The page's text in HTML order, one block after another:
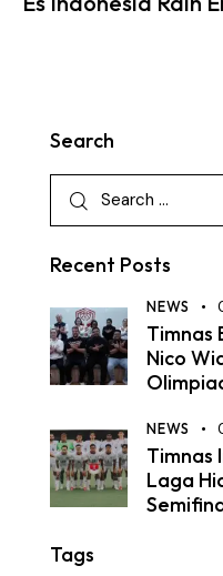
Search
Recent Posts
NEWS
Timnas
Nico
NEWS
Timnas
Laga
Tags